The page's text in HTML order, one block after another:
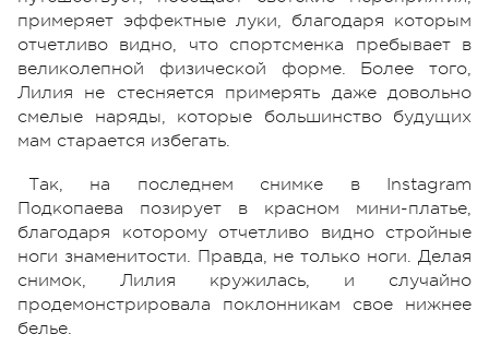
примеряет эффектные луки, благодаря которым
отчетливо видно, что спортсменка пребывает в
великолепной физической форме. Более того,
Лилия не стесняется примерять даже довольно
смелые наряды, которые большинство будущих
мам старается избегать.
Так, на последнем снимке в Instagram
Подкопаева позирует в красном мини-платье,
благодаря которому отчетливо видно стройные
ноги знаменитости. Правда, не только ноги. Делая
снимок, Лилия кружилась, и случайно
продемонстрировала поклонникам свое нижнее
белье.